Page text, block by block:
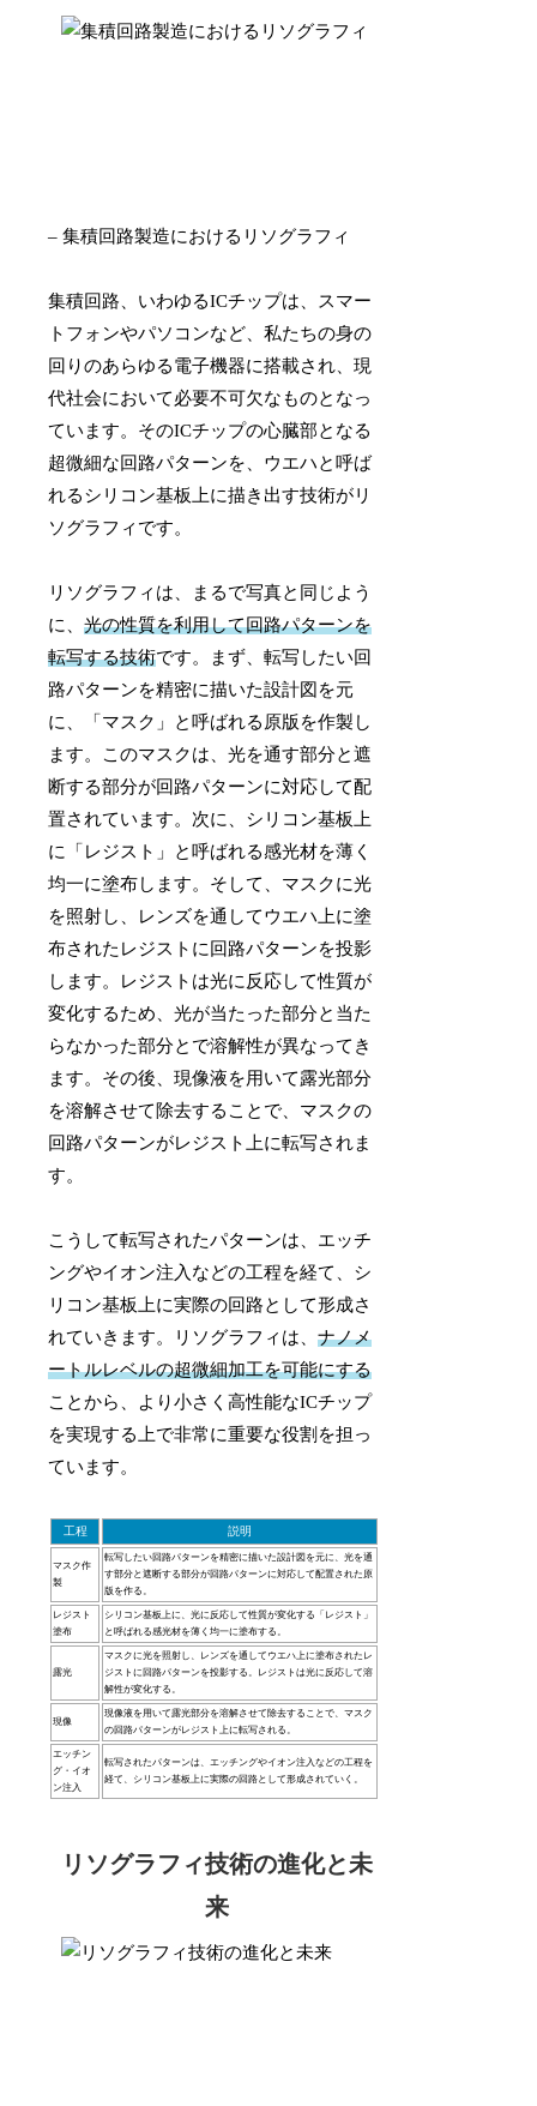
– 集積回路製造におけるリソグラフィ
集積回路、いわゆるICチップは、スマー
トフォンやパソコンなど、私たちの身の
回りのあらゆる電子機器に搭載され、現
代社会において必要不可欠なものとなっ
ています。そのICチップの心臓部となる
超微細な回路パターンを、ウエハと呼ば
れるシリコン基板上に描き出す技術がリ
ソグラフィです。
リソグラフィは、まるで写真と同じよう
に、光の性質を利用して回路パターンを
転写する技術です。まず、転写したい回
路パターンを精密に描いた設計図を元
に、「マスク」と呼ばれる原版を作製し
ます。このマスクは、光を通す部分と遮
断する部分が回路パターンに対応して配
置されています。次に、シリコン基板上
に「レジスト」と呼ばれる感光材を薄く
均一に塗布します。そして、マスクに光
を照射し、レンズを通してウエハ上に塗
布されたレジストに回路パターンを投影
します。レジストは光に反応して性質が
変化するため、光が当たった部分と当た
らなかった部分とで溶解性が異なってき
ます。その後、現像液を用いて露光部分
を溶解させて除去することで、マスクの
回路パターンがレジスト上に転写されま
す。
こうして転写されたパターンは、エッチ
ングやイオン注入などの工程を経て、シ
リコン基板上に実際の回路として形成さ
れていきます。リソグラフィは、ナノメ
ートルレベルの超微細加工を可能にする
ことから、より小さく高性能なICチップ
を実現する上で非常に重要な役割を担っ
ています。
工程 説明
マスク作
製
転写したい回路パターンを精密に描いた設計図を元に、光を通
す部分と遮断する部分が回路パターンに対応して配置された原
版を作る。
レジスト
塗布
シリコン基板上に、光に反応して性質が変化する「レジスト」
と呼ばれる感光材を薄く均一に塗布する。
露光
マスクに光を照射し、レンズを通してウエハ上に塗布されたレ
ジストに回路パターンを投影する。レジストは光に反応して溶
解性が変化する。
現像
現像液を用いて露光部分を溶解させて除去することで、マスク
の回路パターンがレジスト上に転写される。
エッチン
グ・イオ
ン注入
転写されたパターンは、エッチングやイオン注入などの工程を
経て、シリコン基板上に実際の回路として形成されていく。
リソグラフィ技術の進化と未
来